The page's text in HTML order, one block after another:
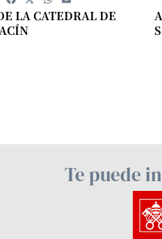
LA CATEDRAL DE
Te puede